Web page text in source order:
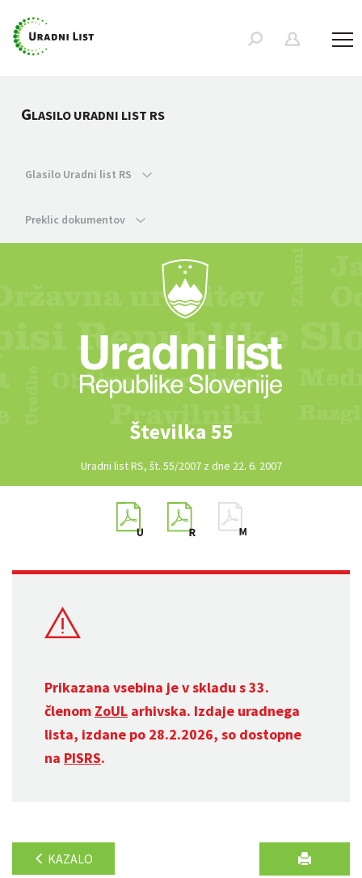
GLASILO URADNI LIST RS
Glasilo Uradni list RS
Preklic dokumentov
Številka 55
Uradni list RS, št. 55/2007 z dne 22. 6. 2007
Prikazana vsebina je v skladu s 33.
členom ZoUL arhivska. Izdaje uradnega
lista, izdane po 28.2.2026, so dostopne
na PISRS.
KAZALO